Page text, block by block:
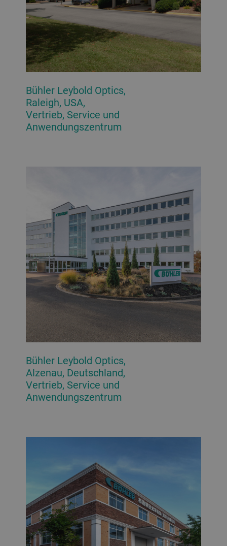
Bühler Leybold Optics,
Raleigh, USA,
Vertrieb, Service und
Anwendungszentrum
Bühler Leybold Optics,
Alzenau, Deutschland,
Vertrieb, Service und
Anwendungszentrum